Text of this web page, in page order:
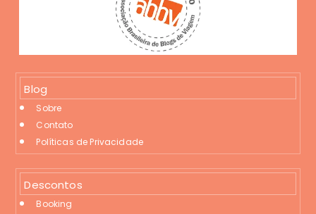
Blog
Sobre
Contato
Políticas de Privacidade
Descontos
Booking